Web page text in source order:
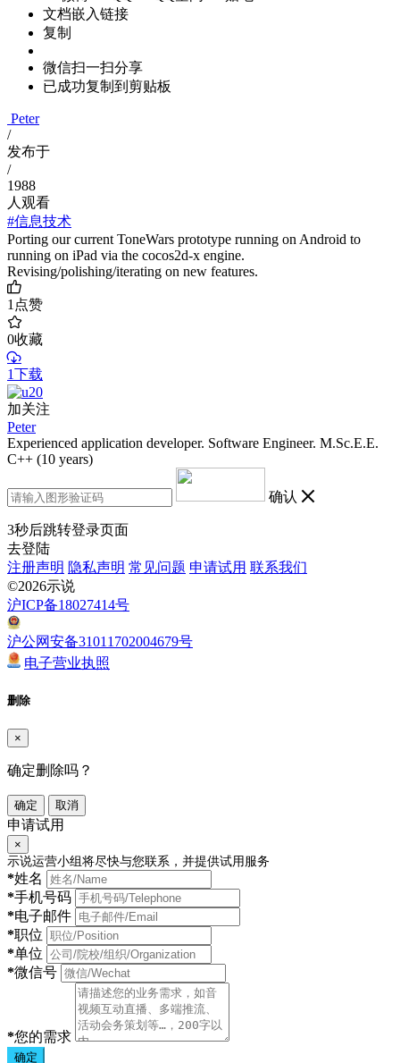
文档嵌入链接
复制
微信扫一扫分享
已成功复制到剪贴板
Peter
/
发布于
/
1988
人观看
#信息技术
Porting our current ToneWars prototype running on Android to
running on iPad via the cocos2d-x engine.
Revising/polishing/iterating on new features.
1点赞
0收藏
1下载
加关注
Peter
Experienced application developer. Software Engineer. M.Sc.E.E.
C++ (10 years)
确认
3秒后跳转登录页面
去登陆
注册声明 隐私声明 常见问题 申请试用 联系我们
©2026示说
沪ICP备18027414号
沪公网安备31011702004679号
电子营业执照
删除
×
确定删除吗？
确定 取消
申请试用
×
示说运营小组将尽快与您联系，并提供试用服务
*姓名
*手机号码
*电子邮件
*职位
*单位
*微信号
*您的需求
确定